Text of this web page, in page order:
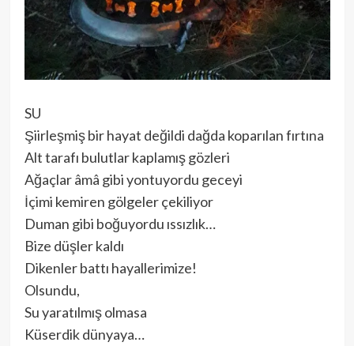
SU
Şiirleşmiş bir hayat değildi dağda koparılan fırtına
Alt tarafı bulutlar kaplamış gözleri
Ağaçlar âmâ gibi yontuyordu geceyi
İçimi kemiren gölgeler çekiliyor
Duman gibi boğuyordu ıssızlık…
Bize düşler kaldı
Dikenler battı hayallerimize!
Olsundu,
Su yaratılmış olmasa
Küserdik dünyaya…